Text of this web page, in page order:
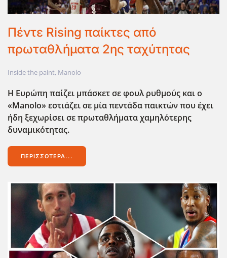
Πέντε Rising παίκτες από
πρωταθλήματα 2ης ταχύτητας
Inside the paint, Manolo
Η Ευρώπη παίζει μπάσκετ σε φουλ ρυθμούς και ο
«Manolo» εστιάζει σε μία πεντάδα παικτών που έχει
ήδη ξεχωρίσει σε πρωταθλήματα χαμηλότερης
δυναμικότητας.
ΠΕΡΙΣΣΌΤΕΡΑ...